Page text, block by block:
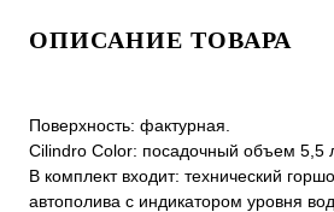
ОПИСАНИЕ ТОВАРА
Поверхность: фактурная.
Cilindro Color: посадочный объем 5,5
В комплект входит: технический
автополива с индикатором уровня